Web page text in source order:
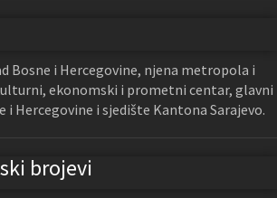
Bosne i Hercegovine, njena metropola i
ekonomski i prometni centar, glavni
i Hercegovine i sjedište Kantona Sarajevo.
brojevi